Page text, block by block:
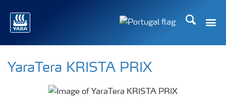
Procurar
YaraTera KRISTA PRIX